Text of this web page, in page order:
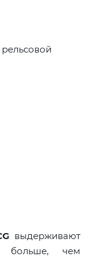
выдерживают
больше, чем